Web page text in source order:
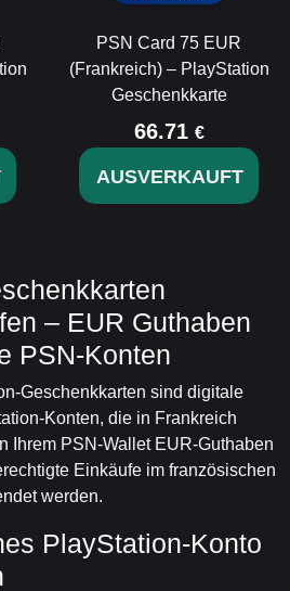
PSN Card 75 EUR
(Frankreich) – PlayStation
Geschenkkarte
66.71 €
AUSVERKAUFT
– EUR Guthaben
PSN-Konten
Geschenkkarten sind digitale
Konten, die in Frankreich
Ihrem PSN-Wallet EUR-Guthaben
Einkäufe im französischen
werden.
PlayStation-Konto